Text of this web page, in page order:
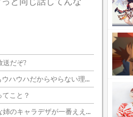
送だぞ?
らやらない理由がないんだわ・・・
てこと？
のキャラデザが一番ええな